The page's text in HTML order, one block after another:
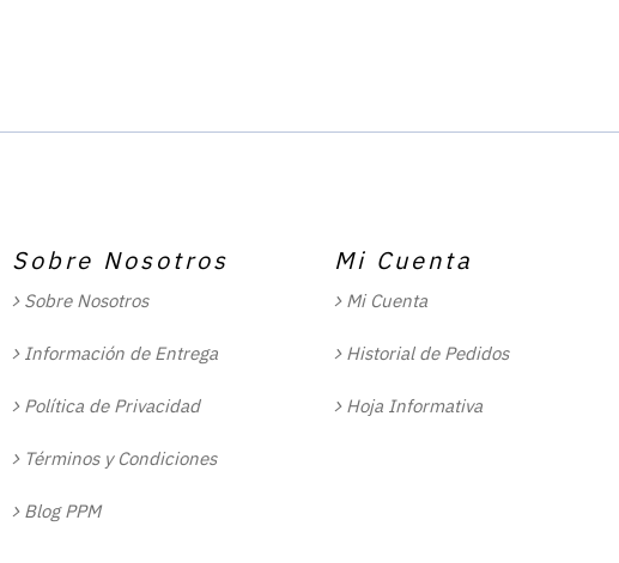
Sobre Nosotros
Sobre Nosotros
Información de Entrega
Política de Privacidad
Términos y Condiciones
Blog PPM
Mi Cuenta
Mi Cuenta
Historial de Pedidos
Hoja Informativa